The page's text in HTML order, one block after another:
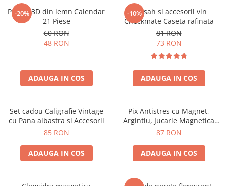
-20%
Puzzle 3D din lemn Calendar
21 Piese
60 RON
48 RON
ADAUGA IN COS
-10%
Set sah si accesorii vin
Checkmate Caseta rafinata
81 RON
73 RON
ADAUGA IN COS
Set cadou Caligrafie Vintage
cu Pana albastra si Accesorii
85 RON
ADAUGA IN COS
Pix Antistres cu Magnet,
Argintiu, Jucarie Magnetica
pentru Birou
87 RON
ADAUGA IN COS